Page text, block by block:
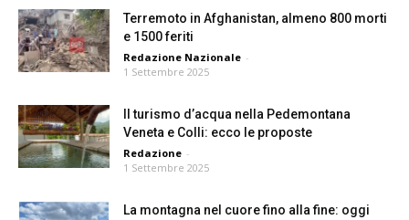
Terremoto in Afghanistan, almeno 800 morti
e 1500 feriti
Redazione Nazionale -
1 Settembre 2025
Il turismo d’acqua nella Pedemontana
Veneta e Colli: ecco le proposte
Redazione -
1 Settembre 2025
La montagna nel cuore fino alla fine: oggi